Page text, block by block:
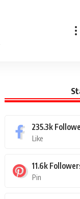
235.3k
Like
11.6k
Pin